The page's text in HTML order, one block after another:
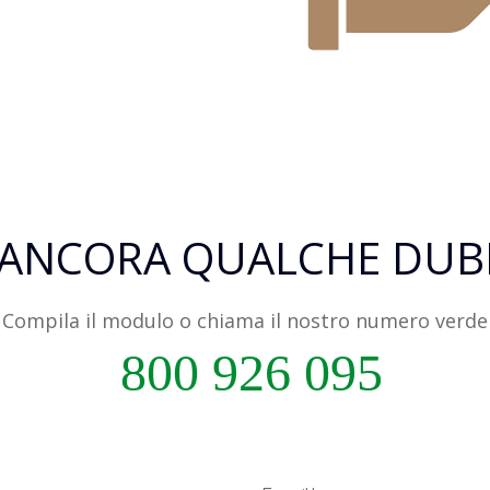
QUALCHE
Compila il modulo o chiama il nostro numero verde
800 926 095